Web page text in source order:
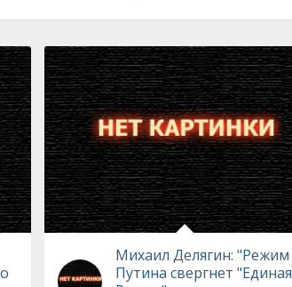
Михаил Делягин: "Режим
Путина свергнет "Единая